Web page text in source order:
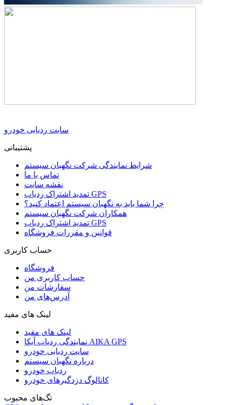
سایت ردیابی خودرو
پشتیبانی
شرایط نمایندگی شرکت نگهبان سیستم
تماس با ما
نقشه سایت
تمدید اشتراک ردیاب GPS
چرا شما باید به نگهبان سیستم اعتماد کنید؟
همکاران شرکت نگهبان سیستم
تمدید اشتراک ردیاب GPS
قوانین و مقررات فروشگاه
حساب کاربری
فروشگاه
حساب کاربری من
سفارشات من
آدرس‌های من
لینک های مفید
لینک های مفید
نمایندگی ردیاب آیکا AIKA GPS
سایت ردیابی خودرو
درباره نگهبان سیستم
ردیاب خودرو
کاتالوگ دزدگیرهای خودرو
تگ‌های محبوب